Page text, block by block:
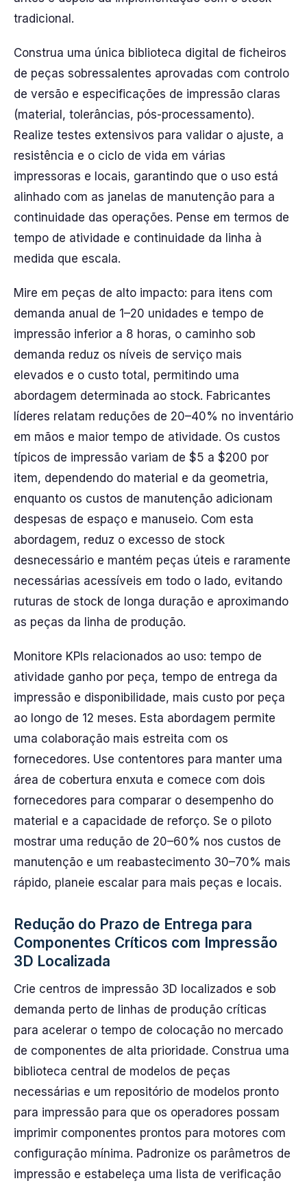
tradicional.
Construa uma única biblioteca digital de ficheiros
de peças sobressalentes aprovadas com controlo
de versão e especificações de impressão claras
(material, tolerâncias, pós-processamento).
Realize testes extensivos para validar o ajuste, a
resistência e o ciclo de vida em várias
impressoras e locais, garantindo que o uso está
alinhado com as janelas de manutenção para a
continuidade das operações. Pense em termos de
tempo de atividade e continuidade da linha à
medida que escala.
Mire em peças de alto impacto: para itens com
demanda anual de 1–20 unidades e tempo de
impressão inferior a 8 horas, o caminho sob
demanda reduz os níveis de serviço mais
elevados e o custo total, permitindo uma
abordagem determinada ao stock. Fabricantes
líderes relatam reduções de 20–40% no inventário
em mãos e maior tempo de atividade. Os custos
típicos de impressão variam de $5 a $200 por
item, dependendo do material e da geometria,
enquanto os custos de manutenção adicionam
despesas de espaço e manuseio. Com esta
abordagem, reduz o excesso de stock
desnecessário e mantém peças úteis e raramente
necessárias acessíveis em todo o lado, evitando
ruturas de stock de longa duração e aproximando
as peças da linha de produção.
Monitore KPIs relacionados ao uso: tempo de
atividade ganho por peça, tempo de entrega da
impressão e disponibilidade, mais custo por peça
ao longo de 12 meses. Esta abordagem permite
uma colaboração mais estreita com os
fornecedores. Use contentores para manter uma
área de cobertura enxuta e comece com dois
fornecedores para comparar o desempenho do
material e a capacidade de reforço. Se o piloto
mostrar uma redução de 20–60% nos custos de
manutenção e um reabastecimento 30–70% mais
rápido, planeie escalar para mais peças e locais.
Redução do Prazo de Entrega para
Componentes Críticos com Impressão
3D Localizada
Crie centros de impressão 3D localizados e sob
demanda perto de linhas de produção críticas
para acelerar o tempo de colocação no mercado
de componentes de alta prioridade. Construa uma
biblioteca central de modelos de peças
necessárias e um repositório de modelos pronto
para impressão para que os operadores possam
imprimir componentes prontos para motores com
configuração mínima. Padronize os parâmetros de
impressão e estabeleça uma lista de verificação